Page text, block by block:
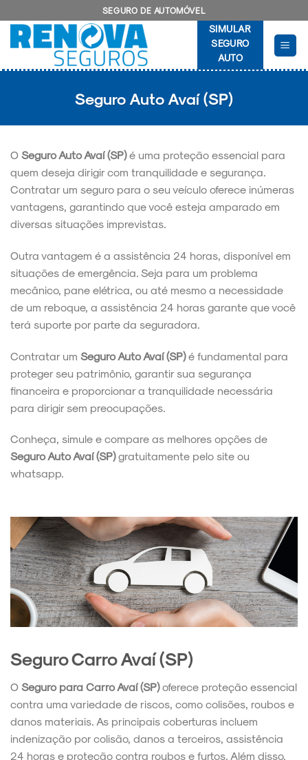
to
content
SEGURO DE AUTOMÓVEL
SIMULAR
SEGURO
AUTO
Seguro Auto Avaí (SP)
O Seguro Auto Avaí (SP)é uma proteção essencial para
quem deseja dirigir com tranquilidade e segurança.
Contratar um seguro para o seu veículo oferece inúmeras
vantagens, garantindo que você esteja amparado em
diversas situações imprevistas.
Outra vantagem é a assistência 24 horas, disponível em
situações de emergência. Seja para um problema
mecânico, pane elétrica, ou até mesmo a necessidade
de um reboque, a assistência 24 horas garante que você
terá suporte por parte da seguradora.
Contratar um Seguro Auto Avaí (SP)é fundamental para
proteger seu patrimônio, garantir sua segurança
financeira e proporcionar a tranquilidade necessária
para dirigir sem preocupações.
Conheça, simule e compare as melhores opções de
Seguro Auto Avaí (SP)gratuitamente pelo site ou
whatsapp.
Seguro Carro Avaí (SP)
O Seguro para Carro Avaí (SP)oferece proteção essencial
contra uma variedade de riscos, como colisões, roubos e
danos materiais. As principais coberturas incluem
indenização por colisão, danos a terceiros, assistência
24 horas e proteção contra roubos e furtos. Além disso,